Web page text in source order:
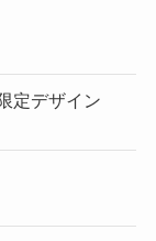
定デザイン